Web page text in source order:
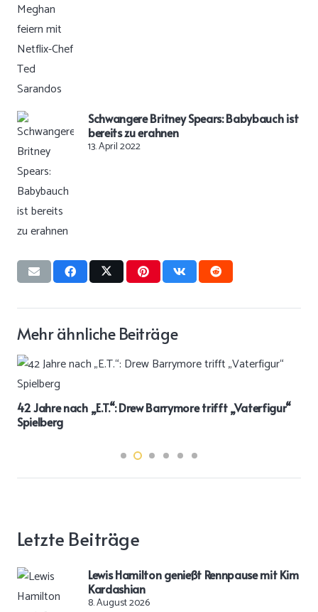
Schwangere Britney Spears: Babybauch ist
bereits zu erahnen
13. April 2022
Mehr ähnliche Beiträge
42 Jahre nach „E.T.“: Drew Barrymore trifft „Vaterfigur“
Spielberg
Letzte Beiträge
Lewis Hamilton genießt Rennpause mit Kim
Kardashian
8. August 2026